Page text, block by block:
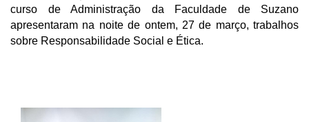
SEGUNDA GRADUAÇÃO
curso de Administração da Faculdade de Suzano
apresentaram na noite de ontem, 27 de março, trabalhos
sobre Responsabilidade Social e Ética.